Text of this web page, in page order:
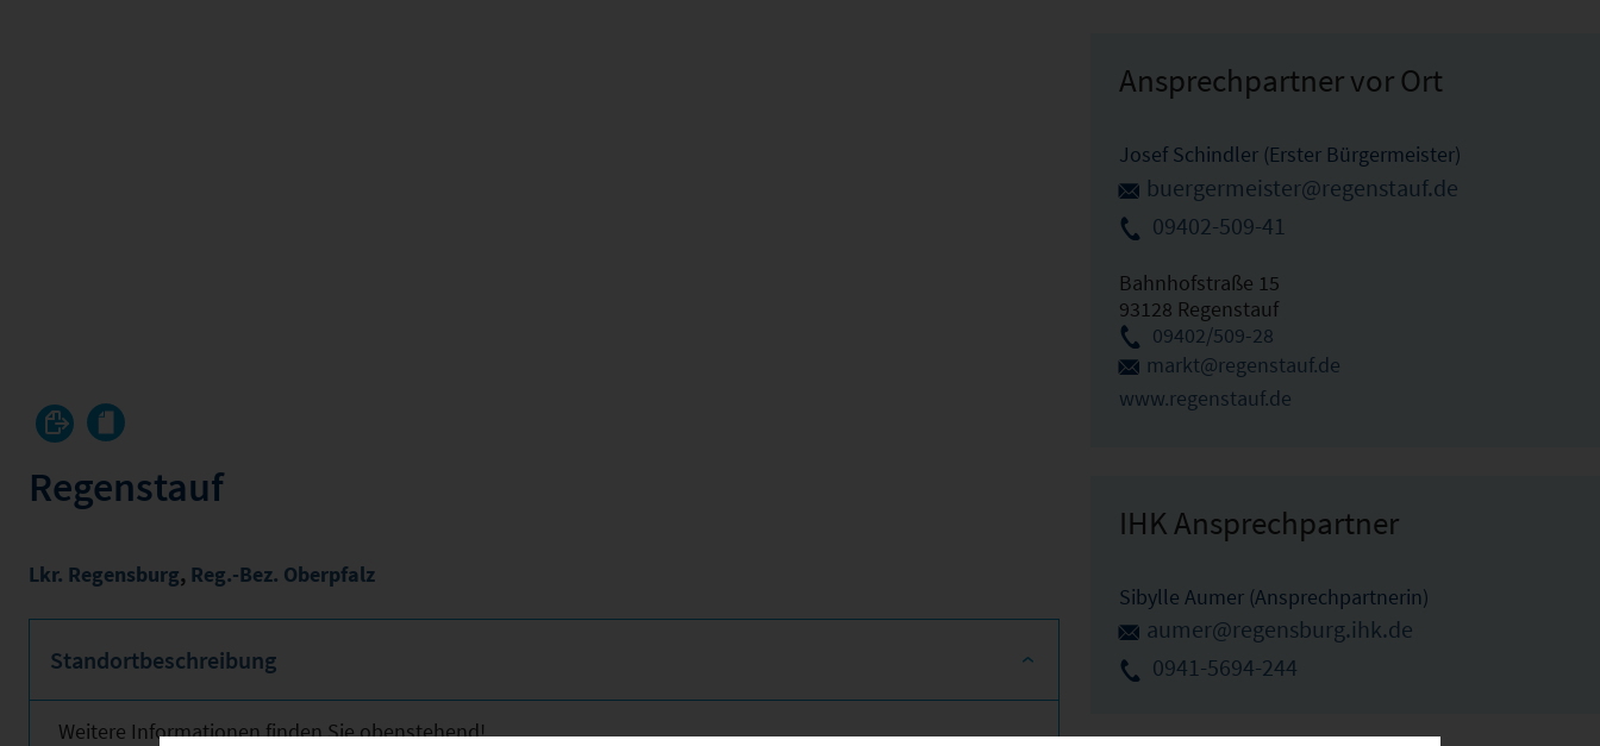
Regenstauf
Lkr. Regensburg, Reg.-Bez. Oberpfalz
Standortbeschreibung
Weitere Informationen finden Sie obenstehend!
Ansprechpartner vor Ort
Josef Schindler (Erster Bürgermeister)
buergermeister@regenstauf.de
09402-509-41
Bahnhofstraße 15
93128 Regenstauf
09402/509-28
markt@regenstauf.de
www.regenstauf.de
IHK Ansprechpartner
Sibylle Aumer (Ansprechpartnerin)
aumer@regensburg.ihk.de
0941-5694-244